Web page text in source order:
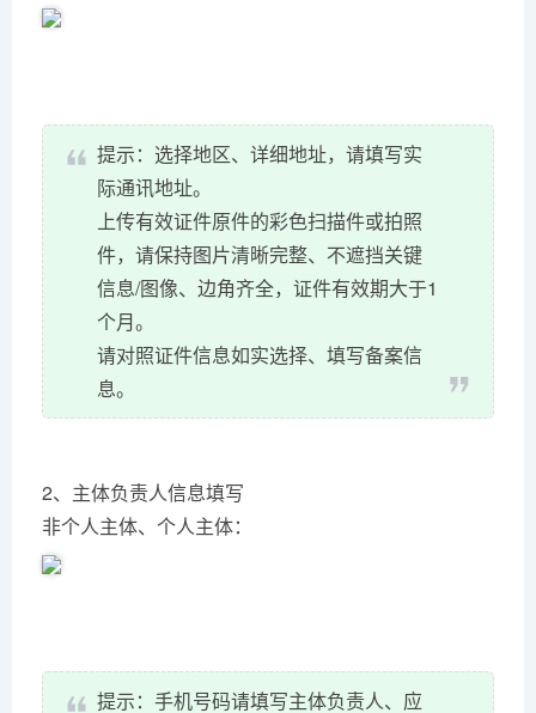
提示：选择地区、详细地址，请填写实
际通讯地址。
上传有效证件原件的彩色扫描件或拍照
件，请保持图片清晰完整、不遮挡关键
信息/图像、边角齐全，证件有效期大于1
个月。
请对照证件信息如实选择、填写备案信
息。
2、主体负责人信息填写
非个人主体、个人主体：
提示：手机号码请填写主体负责人、应